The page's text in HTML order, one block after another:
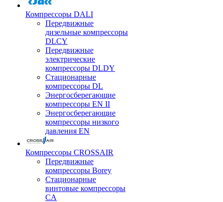
Компрессоры DALI
Передвижные
дизельные компрессоры
DLCY
Передвижные
электрические
компрессоры DLDY
Стационарные
компрессоры DL
Энергосберегающие
компрессоры EN II
Энергосберегающие
компрессоры низкого
давления EN
Компрессоры CROSSAIR
Передвижные
компрессоры Borey
Стационарные
винтовые компрессоры
CA